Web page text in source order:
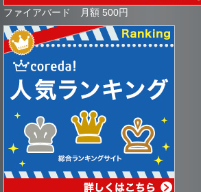
ファイアバード 月額 500円